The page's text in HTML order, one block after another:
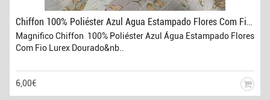
Chiffon 100% Poliéster Azul Água Estampado Flores Com Fio Lurex Dourado
Magnifico Chiffon 100% Poliéster Azul Água Estampado Flores
Com Fio Lurex Dourado&nb..
6,00€